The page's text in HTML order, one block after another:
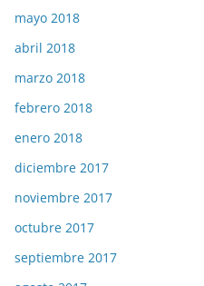
mayo 2018
abril 2018
marzo 2018
febrero 2018
enero 2018
diciembre 2017
noviembre 2017
octubre 2017
septiembre 2017